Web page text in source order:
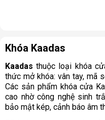
Khóa Kaadas
Kaadas thuộc loại khóa
thức mở khóa: vân tay, mã
Các sản phẩm khóa cửa
cao nhờ công nghệ sinh
bảo mật kép, cảnh báo âm